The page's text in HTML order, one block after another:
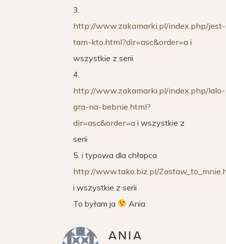
3.
http://www.zakamarki.pl/index.php/jest-
tam-kto.html?dir=asc&order=a i
wszystkie z serii
4.
http://www.zakamarki.pl/index.php/lalo-
gra-na-bebnie.html?
dir=asc&order=a i wszystkie z
serii
5. i typowa dla chłopca
http://www.tako.biz.pl/
i wszystkie z serii
To byłam ja
Ania
ANIA